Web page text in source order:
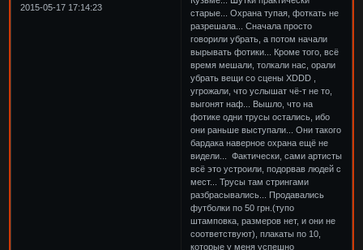
2015-05-17 17:14:23
старые... Охрана тупая, фоткать не
разрешала... Сначала просто
говорили убрать, а потом начали
вырывать фотики... Кроме того, всё
время мешали, толкали нас, орали
убрать вещи со сцены XDDD ,
угрожали, что услышат чё-т не то,
выгонят наф... Вышло, что на
фотике одни трусы остались, ибо
они раньше выступали... Они такого
бардака наверное охрана ещё не
видели... Фактически, сами артисты
всё это устроили, подорвав людей с
мест... Трусы там стрингами
разбрасывались... Продавались
футболки по 50 грн.(тупо
штамповка, размеров нет, и они не
соответствуют), плакаты по 10,
которые у меня успешно